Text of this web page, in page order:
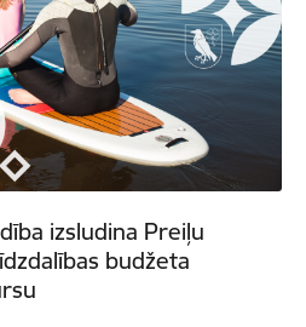
izsludina Preiļu
budžeta